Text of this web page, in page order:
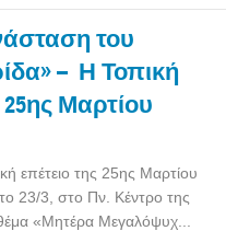
του
– Η Τοπική
Μαρτίου
επέτειο της 25ης Μαρτίου
23/3, στο Πν. Κέντρο της
«Μητέρα Μεγαλόψυχ...